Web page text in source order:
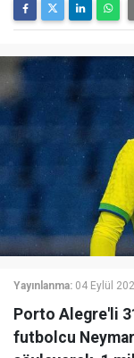
Yayınlanma: 04 Eylül
Porto Alegre'li
futbolcu